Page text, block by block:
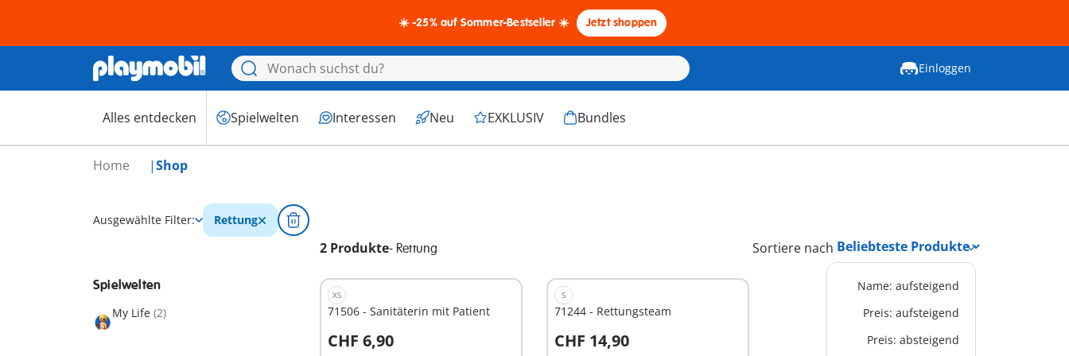
☀️ -25% auf Sommer-Bestseller ☀️ Jetzt shoppen
Einloggen
Alles entdecken Spielwelten Interessen Neu EXKLUSIV Bundles
Home Shop
Ausgewählte Filter: Rettung
2 Produkte- Rettung Sortiere nach
Name: aufsteigend
Preis: aufsteigend
Preis: absteigend
Spielwelten
My Life (2)
XS
71506 - Sanitäterin mit Patient
CHF 6,90
In den Warenkorb
S
71244 - Rettungsteam
CHF 14,90
In den Warenkorb